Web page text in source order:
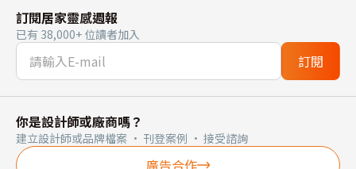
訂閱居家靈感週報
已有 38,000+ 位讀者加入
訂閱
你是設計師或廠商嗎？
建立設計師或品牌檔案 · 刊登案例 · 接受諮詢